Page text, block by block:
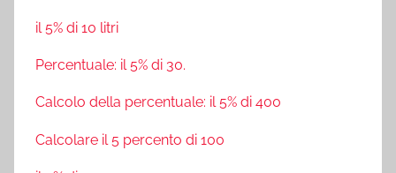
il 5% di 10 litri
Percentuale: il 5% di 30.
Calcolo della percentuale: il 5% di 400
Calcolare il 5 percento di 100